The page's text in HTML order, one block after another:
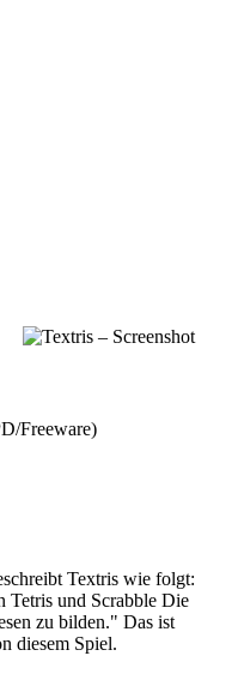
Freeware)
Textris wie folgt:
Tetris und Scrabble Die
zu bilden." Das ist
diesem Spiel.